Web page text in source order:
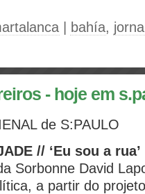
bahía,
- hoje em
de S:PAULO
// ‘Eu sou a rua’
Sorbonne David
a partir do